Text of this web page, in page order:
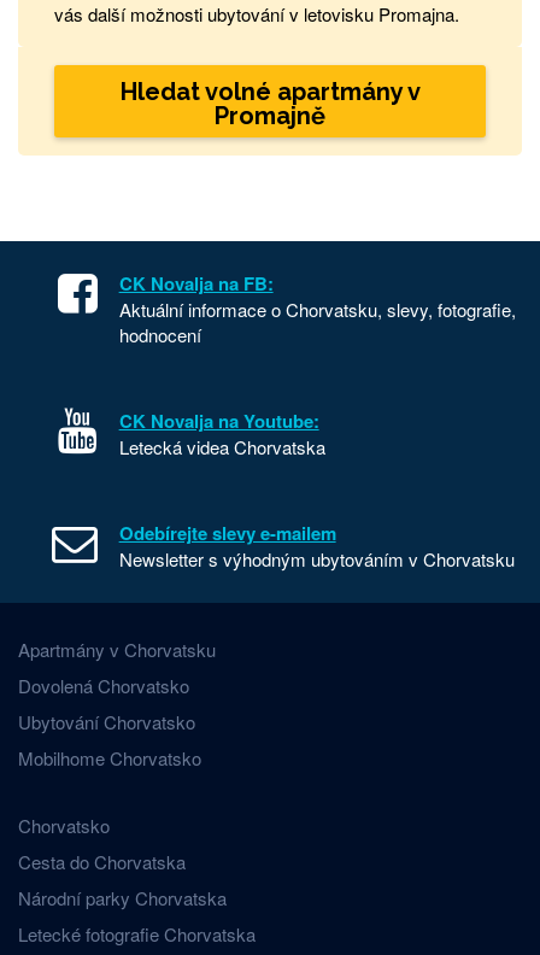
vás další možnosti ubytování v letovisku Promajna.
Hledat volné apartmány v
Promajně
CK Novalja na FB:
Aktuální informace o Chorvatsku, slevy, fotografie,
hodnocení
CK Novalja na Youtube:
Letecká videa Chorvatska
Odebírejte slevy e-mailem
Newsletter s výhodným ubytováním v Chorvatsku
Apartmány v Chorvatsku
Dovolená Chorvatsko
Ubytování Chorvatsko
Mobilhome Chorvatsko
Chorvatsko
Cesta do Chorvatska
Národní parky Chorvatska
Letecké fotografie Chorvatska